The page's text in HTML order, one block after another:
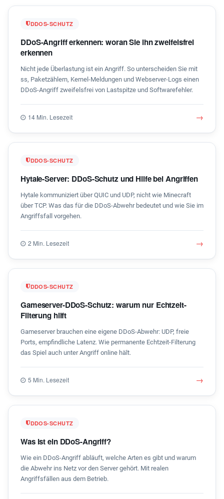
DDOS-SCHUTZ
DDoS-Angriff erkennen: woran Sie ihn zweifelsfrei
erkennen
Nicht jede Überlastung ist ein Angriff. So unterscheiden Sie mit
ss, Paketzählern, Kernel-Meldungen und Webserver-Logs einen
DDoS-Angriff zweifelsfrei von Lastspitze und Softwarefehler.
14 Min. Lesezeit →
DDOS-SCHUTZ
Hytale-Server: DDoS-Schutz und Hilfe bei Angriffen
Hytale kommuniziert über QUIC und UDP, nicht wie Minecraft
über TCP. Was das für die DDoS-Abwehr bedeutet und wie Sie im
Angriffsfall vorgehen.
2 Min. Lesezeit →
DDOS-SCHUTZ
Gameserver-DDoS-Schutz: warum nur Echtzeit-
Filterung hilft
Gameserver brauchen eine eigene DDoS-Abwehr: UDP, freie
Ports, empfindliche Latenz. Wie permanente Echtzeit-Filterung
das Spiel auch unter Angriff online hält.
5 Min. Lesezeit →
DDOS-SCHUTZ
Was ist ein DDoS-Angriff?
Wie ein DDoS-Angriff abläuft, welche Arten es gibt und warum
die Abwehr ins Netz vor den Server gehört. Mit realen
Angriffsfällen aus dem Betrieb.